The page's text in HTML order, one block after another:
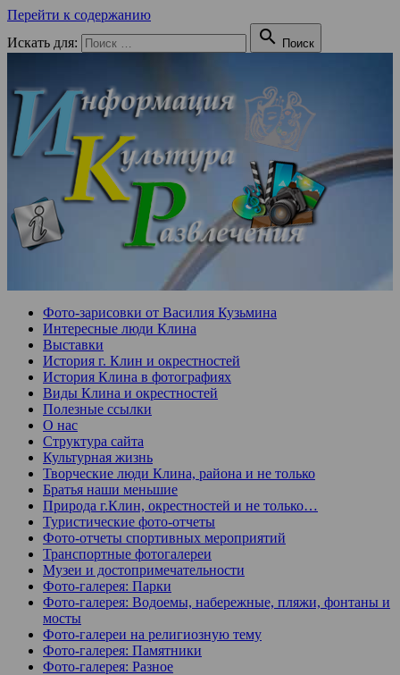
Перейти к содержанию
Искать для:
 Поиск
Фото-зарисовки от Василия Кузьмина
Интересные люди Клина
Выставки
История г. Клин и окрестностей
История Клина в фотографиях
Виды Клина и окрестностей
Полезные ссылки
О нас
Структура сайта
Культурная жизнь
Творческие люди Клина, района и не только
Братья наши меньшие
Природа г.Клин, окрестностей и не только…
Туристические фото-отчеты
Фото-отчеты спортивных мероприятий
Транспортные фотогалереи
Музеи и достопримечательности
Фото-галерея: Парки
Фото-галерея: Водоемы, набережные, пляжи, фонтаны и
мосты
Фото-галереи на религиозную тему
Фото-галерея: Памятники
Фото-галерея: Разное